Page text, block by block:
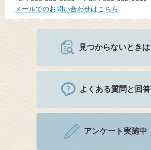
メールでのお問い合わせはこちら
見つからないときは
よくある質問と回答
アンケート実施中